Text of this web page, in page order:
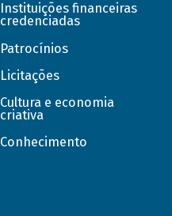
Instituições financeiras
credenciadas
Patrocínios
Licitações
Cultura e economia
criativa
Conhecimento